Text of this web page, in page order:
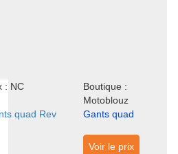
: NC
Boutique :
Motoblouz
quad Rev
Gants quad
Voir le prix